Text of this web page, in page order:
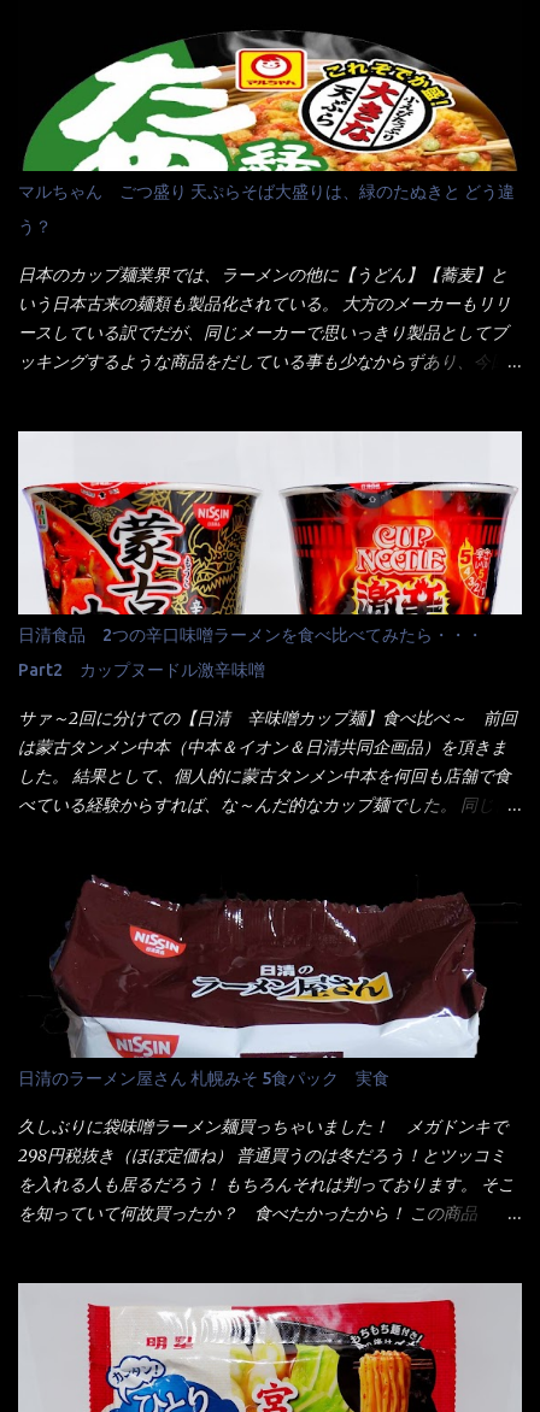
に行っても同じメニュー同じ味のファミレスには行きません。 最
近は、ステーキガストに試しに行ったぐらいです。（肉が喰いた
くて） しかし最近のファミレスは合理化が進み、店員さんもフロ
ア担当は2人程度しか居ないんだよねぇ～ それに注文はタッチパ
ネル！！ 凄いよなぁ～ 20年位前は、フロア担当だけでも5人は
居たと思うけど・・・ 判らず店員さんを呼ぶピンポンを・・・ク
ーポンなんだけどと伝えると、丁寧にタッチパネルで～と教えて
くれたが、何故かタッチパネルがクーポンを受け付けない！！ 店
員さんも、アレー？といいながら私が受け付けますので・・・と
消えていった。 タッチパネルのやつ、安いのは嫌うんだな！？こ
のヤロー！ 待つ事暫し・・・10分は越えたと思うけど・・・出て
来ました。 こちらが本日のサラメシ【ホーリーバジル香る、タイ
く行きましたねぇ～ だからタイ料理屋さんには、辛味剤・酢・ナ
いた）が料理に必ず付いてきたものです。 でも流石にファミレ
スでは・・・それは無いね！残念だ～ 今回はすかいらーくグルー
プで、タイ料理をどの様に再現して提供しているか？を見るだけ
だなぁ～ 因みにガパオ＝ホーリーバジルなのです。 肉は通常チ
キンが多く豚や牛もあります。 肉は挽肉みたいなミンチではな
く、粗挽きの肉になるんです。 それに現地バンコクでは、卵は固
焼きが本来です。 今回はほぼ全熟の目玉焼きで、これは日本風
オタイなのと比べれば薄め？ やっぱり調味料の【スパイスガール
ズ】が必要だナァ～ 笑 私は、ブリッキーヌの粉末をよく掛け辛
く...
マルちゃん ごつ盛り 天ぷらそば大盛りは、緑のたぬきと どう違
う？
日本のカップ麺業界では、ラーメンの他に【うどん】【蕎麦】と
いう日本古来の麺類も製品化されている。 大方のメーカーもリリ
ースしている訳でだが、同じメーカーで思いっきり製品としてブ
ッキングするような商品をだしている事も少なからずあり、今回
ている訳で何故に敢えて本商品をリリースするの？ 確かに販売価
格は、緑のたぬきの実売は108円位で、ごつ盛り天ぷらそばは98円
でした。 殆ど変わらないじゃないか！？ そこで何が違うか・・・
メーカーHPから情報を得てみた。 ■原材料 比較（相手に含まれ
て居ない物質を赤色） ☆緑のたぬき 油揚げめん(小麦粉(国内製
造)、そば粉、植物油脂、植物性たん白、食塩、とろろ芋、卵白)、
かやく(小えびてんぷら、 かまぼこ )、添付調味料(砂糖、食塩、し
ょうゆ、魚介エキス、たん白加水分解物、香辛料、ねぎ、香味油
脂)／加工でん粉、調味料(アミノ酸等)、炭酸カルシウム、カラメ
ル色素、リン酸塩(Na)、増粘多糖類、レシチン、酸化防止剤(ビタ
ミンE)、クチナシ色素、ベニコウジ色素、香料、ビタミンB2、ビ
タミンB1、香辛料抽出物、 カロチン色素 、(一部にえび・小麦・
油脂、植物性たん白、食塩、とろろ芋、卵白)、かやく(小えびてん
ぷら)、添付調味料(砂糖、食塩、しょうゆ、魚介エキス、たん白加
水分解物、ねぎ、香辛料、 植物油 、香味油脂)／加工でん粉、調味
料(アミノ酸等)、炭酸カルシウム、カラメル色素、リン酸塩
(Na)、増粘多糖類、レシチン、酸化防止剤(ビタミンE)、クチナシ
色素、香料、ベニコウジ色素、ビタミンB2、ビタミンB1、香辛料
抽出物、(一部にえび・小麦・そば・卵・ さば ・大豆・豚肉・やま
いも・ゼラチンを含む) 材料から見れば、緑のたぬきの方が蒲鉾が
入っている！ あの半円形のヤツね！ それとカロチン色素・・・
さば！？ さばって鯖か？？ サバ読んでないか？？ ■カロリー
比較 緑のたぬき ...
日清食品 2つの辛口味噌ラーメンを食べ比べてみたら・・・
Part2 カップヌードル激辛味噌
サァ～2回に分けての【日清 辛味噌カップ麺】食べ比べ～ 前回
は蒙古タンメン中本（中本＆イオン＆日清共同企画品）を頂きま
した。 結果として、個人的に蒙古タンメン中本を何回も店舗で食
べている経験からすれば、な～んだ的なカップ麺でした。 同じ日
いつきました。 見た目は、炎のシルエットが辛さを醸し出してい
る・・・ でもパッケージに惑わされてはいけない！！ 私はペ
ヤングの【獄激辛焼きそば】を完食した漢だ。 その後の獄激辛カ
レーもな！ 今回、カップヌードル激辛味噌はカップに敢えて辛
さレベルが記載されている。 それはレベル5！ 日清としては最上
位の辛さと云っている訳だ。 昨年モデルも食べてはいるけど、1年
も経つと記憶の彼方に・・・いや歳だから記憶力が、どうのこう
のではない。 記憶に残るだけのインパクトに欠けている商品と
云う事（当時） 開封すると・・・ 小袋なんてありゃしない！ カ
ップヌードルは基本蓋開けて、熱湯を注ぐだけで出来る！それが
デビュー時からの最大のポイント。 だから粉末スープの具も全
部カップの中でカオス状態。 これ特に縦型Bigカップだと、スー
りました～ 熱湯によりカップ内に対流が起こり、表層が泡立っ
ている～ 隣に用意したのが、ホワイトカップ丼型です。 こちら
へ内容物を全て移すのと同時に、スープも満遍なく全体に行き渡
させる。 箸で麺から移動させ、具とスープは最後に移すとこうな
日清のラーメン屋さん 札幌みそ 5食パック 実食
久しぶりに袋味噌ラーメン麺買っちゃいました！ メガドンキで
298円税抜き（ほぼ定価ね） 普通買うのは冬だろう！とツッコミ
を入れる人も居るだろう！ もちろんそれは判っております。 そこ
を知っていて何故買ったか？ 食べたかったから！ この商品
てみないといけないじゃん！（知るのが遅い） リニューアル前の
は食べた事あるのよ！でもここ数年は、カップ麺の方が話題性も
品揃えも上じゃん！ だって話題性の無いのを食べても・・・しょ
うが無いじゃん！ 日本で話題性が無いのに、外国の人には尚更ね